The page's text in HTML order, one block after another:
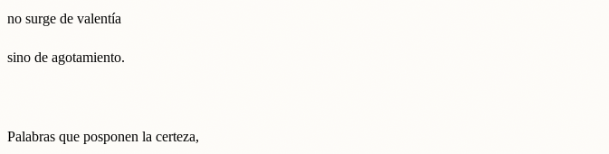
no surge de valentía
sino de agotamiento.
Palabras que posponen la certeza,